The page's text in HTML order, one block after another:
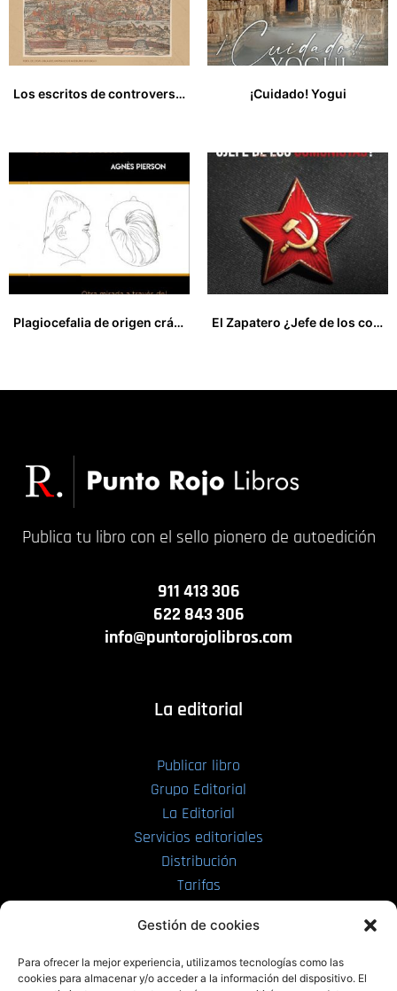
Gestión de cookies
Para ofrecer la mejor experiencia, utilizamos tecnologías como las
cookies para almacenar y/o acceder a la información del dispositivo. El
Los escritos de controversia antijudia de Agobardo y Amulón de Lyon
¡Cuidado! Yogui
Plagiocefalia de origen cráneo-sacro
El Zapatero ¿Jefe de los comunistas?
Publica tu libro con el sello pionero de autoedición
911 413 306
622 843 306
info@puntorojolibros.com
La editorial
Publicar libro
Grupo Editorial
La Editorial
Servicios editoriales
Distribución
Tarifas